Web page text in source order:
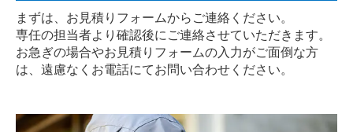
まずは、お見積りフォームからご連絡ください。
専任の担当者より確認後にご連絡させていただきます。
お急ぎの場合やお見積りフォームの入力がご面倒な方
は、遠慮なく お電話にてお問い合わせください。